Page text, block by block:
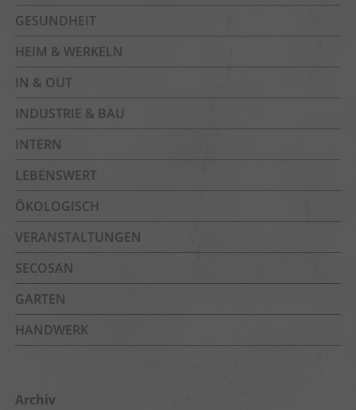
GESUNDHEIT
HEIM & WERKELN
IN & OUT
INDUSTRIE & BAU
INTERN
LEBENSWERT
ÖKOLOGISCH
VERANSTALTUNGEN
SECOSAN
GARTEN
HANDWERK
Archiv